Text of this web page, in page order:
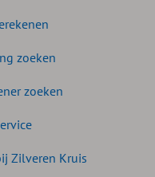
zoeken
zoeken
Zilveren Kruis